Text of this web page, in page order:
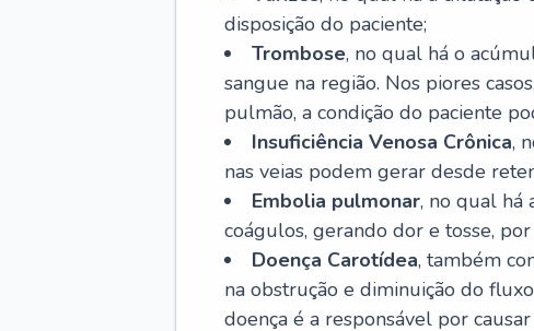
disposição do paciente;
Trombose, no qual há o
sangue na região. Nos piores
pulmão, a condição do paciente
Insuficiência Venosa Crônica,
nas veias podem gerar desde
Embolia pulmonar, no qual há
coágulos, gerando dor e tosse,
Doença Carotídea, também
na obstrução e diminuição do
doença é a responsável por